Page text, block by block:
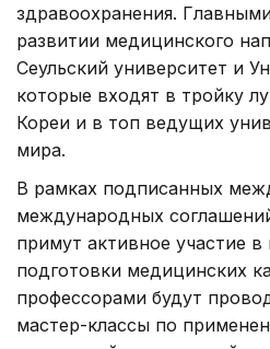
здравоохранения.
развитии медицинского
Сеульский университет и
которые входят в тройку
Кореи и в топ ведущих
мира.
В рамках подписанных
международных
примут активное участие
подготовки медицинских
профессорами будут
мастер-классы по